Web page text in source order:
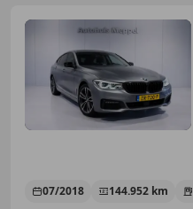
07/2018 144.952 km